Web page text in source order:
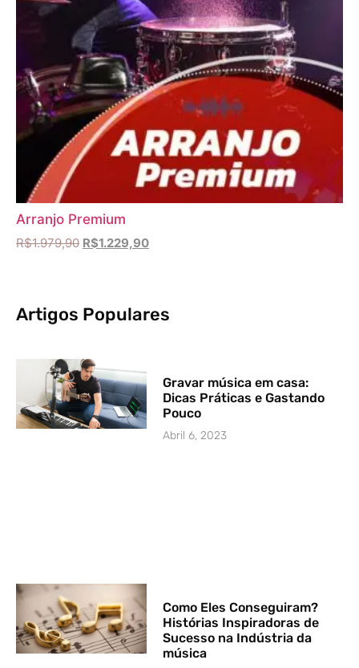
Arranjo Premium
R$1.979,90 R$1.229,90
Artigos Populares
Gravar música em casa:
Dicas Práticas e Gastando
Pouco
Abril 6, 2023
Como Eles Conseguiram?
Histórias Inspiradoras de
Sucesso na Indústria da
música